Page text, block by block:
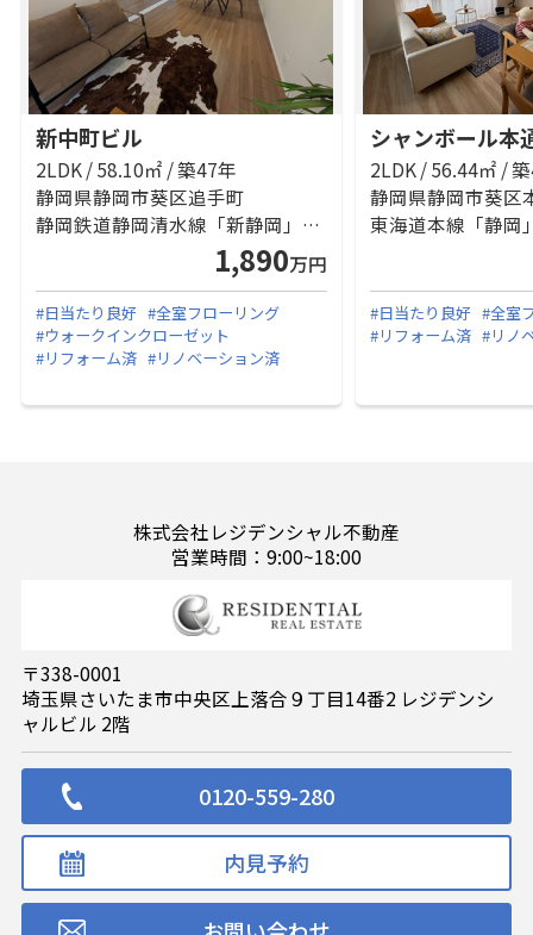
新中町ビル
2LDK / 58.10㎡ / 築47年
静岡県静岡市葵区追手町
静岡鉄道静岡清水線「新静岡」駅 徒歩10分
1,890万円
#日当たり良好 #全室フローリング
#ウォークインクローゼット
#リフォーム済 #リノベーション済
シャンボール本
2LDK / 56.44㎡ /
静岡県静岡市葵区
東海道本線「静岡
#日当たり良好 #全室
#リフォーム済 #リノ
株式会社レジデンシャル不動産
営業時間：9:00~18:00
〒338-0001
埼玉県さいたま市中央区上落合９丁目14番2 レジデンシ
ャルビル 2階
0120-559-280
内見予約